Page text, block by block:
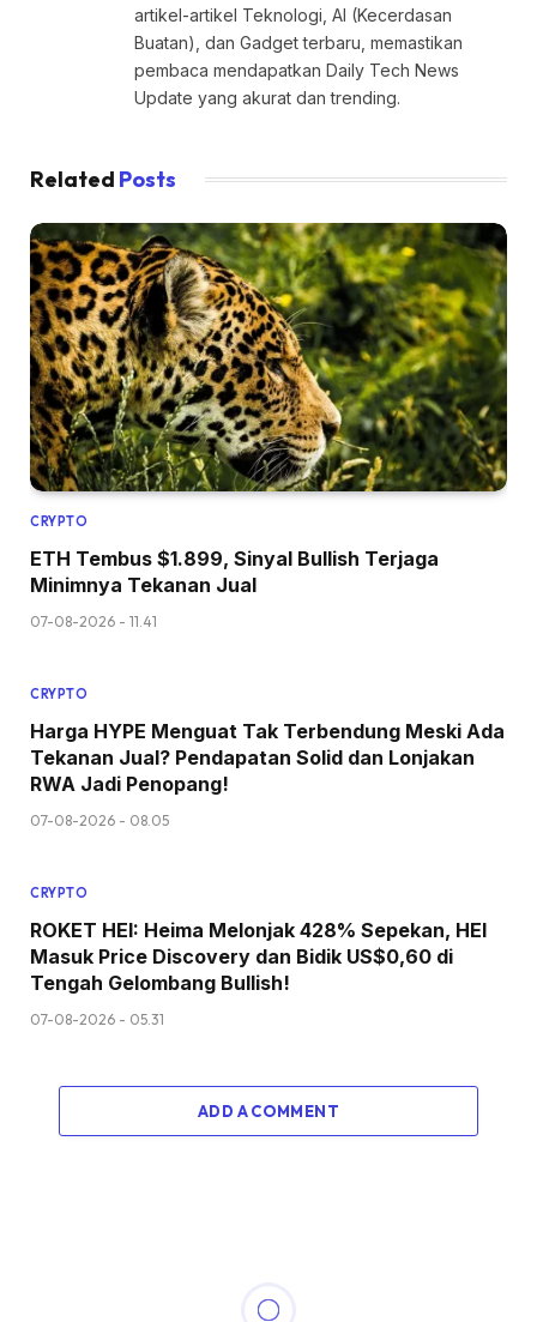
artikel-artikel Teknologi, AI (Kecerdasan
Buatan), dan Gadget terbaru, memastikan
pembaca mendapatkan Daily Tech News
Update yang akurat dan trending.
Related Posts
CRYPTO
ETH Tembus $1.899, Sinyal Bullish Terjaga
Minimnya Tekanan Jual
07-08-2026 - 11.41
CRYPTO
Harga HYPE Menguat Tak Terbendung Meski Ada
Tekanan Jual? Pendapatan Solid dan Lonjakan
RWA Jadi Penopang!
07-08-2026 - 08.05
CRYPTO
ROKET HEI: Heima Melonjak 428% Sepekan, HEI
Masuk Price Discovery dan Bidik US$0,60 di
Tengah Gelombang Bullish!
07-08-2026 - 05.31
ADD A COMMENT